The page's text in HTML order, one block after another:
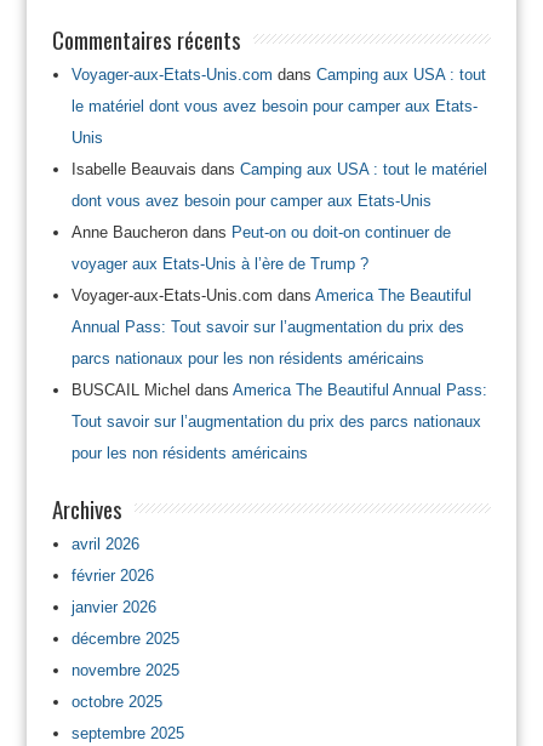
Commentaires récents
Voyager-aux-Etats-Unis.com dans Camping aux USA : tout
le matériel dont vous avez besoin pour camper aux Etats-
Unis
Isabelle Beauvais dans Camping aux USA : tout le matériel
dont vous avez besoin pour camper aux Etats-Unis
Anne Baucherondans Peut-on ou doit-on continuer de
voyager aux Etats-Unis à l’ère de Trump ?
Voyager-aux-Etats-Unis.com dans America The Beautiful
Annual Pass: Tout savoir sur l’augmentation du prix des
parcs nationaux pour les non résidents américains
BUSCAIL Michel dans America The Beautiful Annual Pass:
Tout savoir sur l’augmentation du prix des parcs nationaux
pour les non résidents américains
Archives
avril 2026
février 2026
janvier 2026
décembre 2025
novembre 2025
octobre 2025
septembre 2025